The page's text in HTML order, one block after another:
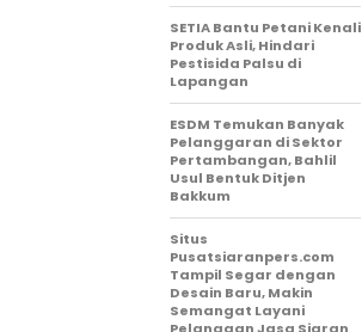
SETIA Bantu Petani Kenali
Produk Asli, Hindari
Pestisida Palsu di
Lapangan
ESDM Temukan Banyak
Pelanggaran di Sektor
Pertambangan, Bahlil
Usul Bentuk Ditjen
Bakkum
Situs
Pusatsiaranpers.com
Tampil Segar dengan
Desain Baru, Makin
Semangat Layani